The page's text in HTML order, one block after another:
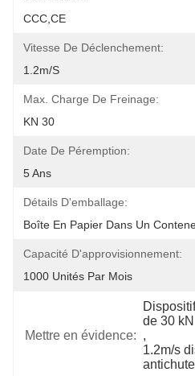
CCC,CE
Vitesse De Déclenchement:
1.2m/s
Max. Charge De Freinage:
KN 30
Date De Péremption:
5 Ans
Détails D'emballage:
Boîte En Papier Dans Un
Capacité D'approvisionnement:
1000 Unités Par Mois
Mettre en évidence:
de 30 kN
,
1.2m/s
antichute